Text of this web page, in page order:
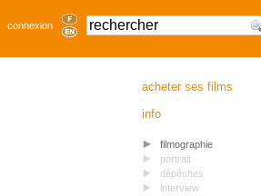
connexion
acheter ses films
info
filmographie
portrait
dépêches
interview